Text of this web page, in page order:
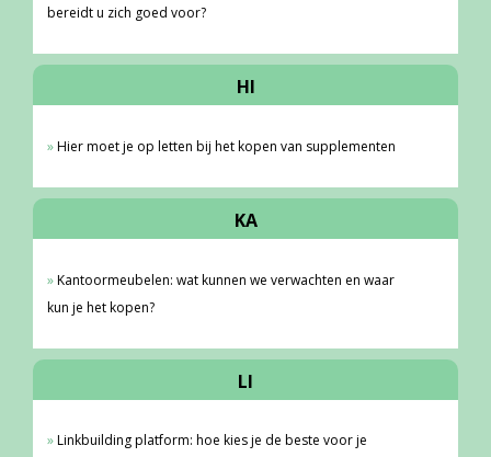
bereidt u zich goed voor?
HI
Hier moet je op letten bij het kopen van supplementen
KA
Kantoormeubelen: wat kunnen we verwachten en waar
kun je het kopen?
LI
Linkbuilding platform: hoe kies je de beste voor je